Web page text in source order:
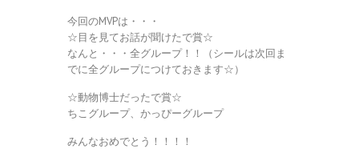
今回のMVPは・・・
☆目を見てお話が聞けたで賞☆
なんと・・・全グループ！！（シールは次回ま
でに全グループにつけておきます☆）
☆動物博士だったで賞☆
ちこグループ、かっぴーグループ
みんなおめでとう！！！！